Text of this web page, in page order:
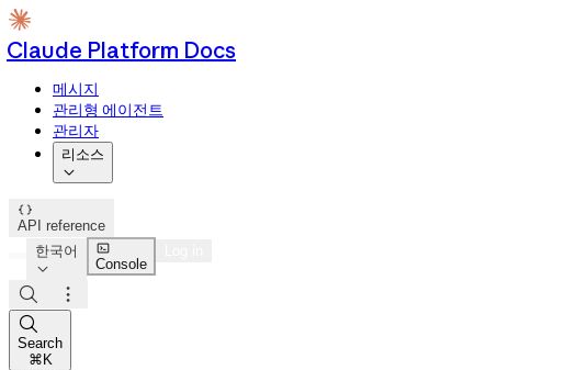
Claude Platform Docs
메시지
관리형 에이전트
관리자
리소스


API reference
한국어


Console



Search
⌘K